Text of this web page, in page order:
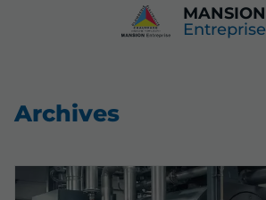
MANSION
Entreprise
Archives